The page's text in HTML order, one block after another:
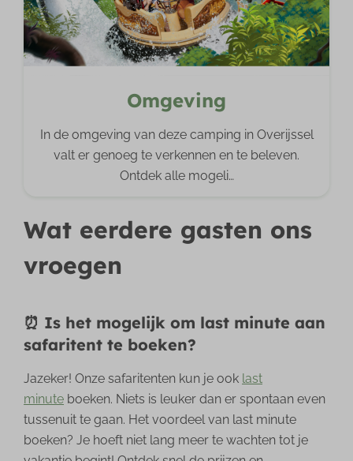
Omgeving
In de omgeving van deze camping in Overijssel
valt er genoeg te verkennen en te beleven.
Ontdek alle mogeli…
Wat eerdere gasten ons
vroegen
⏰ Is het mogelijk om last minute aan
safaritent te boeken?
Jazeker! Onze safaritenten kun je ook last
minute boeken. Niets is leuker dan er spontaan even
tussenuit te gaan. Het voordeel van last minute
boeken? Je hoeft niet lang meer te wachten tot je